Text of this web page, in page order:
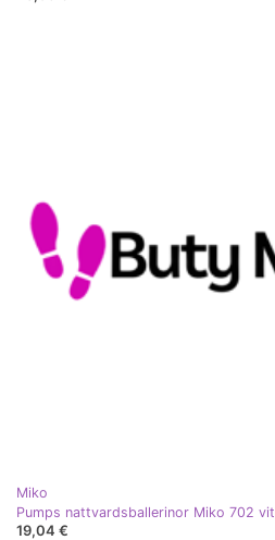
Miko
Pumps nattvardsballerinor Miko 702 vit
19,04 €